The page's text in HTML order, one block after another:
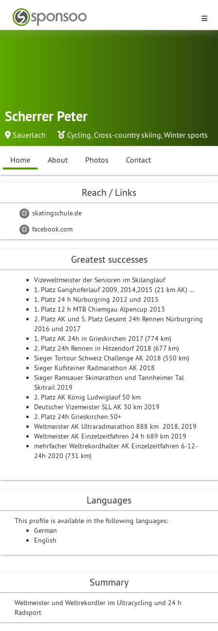
Scherrer Peter
Sauerlach Cycling, Cross-country skiing,Winter sports
Home About Photos Contact
Summary
Weltmeister und Weltrekordler im Ultracycling und 24 h
Radsport
Reach / Links
skatingschule.de
facebook.com
Greatest successes
Vizeweltmeister der Senioren im Skilanglauf
1. Platz Ganghoferlauf 2009, 2014,2015 (21 km AK) …
1. Platz 24 h Nürburgring 2012 und 2015
1. Platz 12 h MTB Chiemgau Alpencup 2013
2. Platz AK und 5. Platz Gesamt 24h Rennen Nürburgring
2016 und 2017
1. Platz AK 24h in Grieskirchen 2017 (774 km)
2. Platz 24h Rennen in Hitzendorf 2018 (677 km)
Sieger Tortour Schweiz Challenge AK 2018 (550 km)
Sieger Kufsteiner Radmarathon AK 2018
Sieger Ramsauer Skimarathon und Tannheimer Tal
Skitrail 2019
2. Platz AK König Ludwiglauf 50 km
Deutscher Vizemeister SLL AK 30 km 2019
2. Platz 24h Grieskirchen 50+
Weltmeister AK Ultraradmarathon 888 km 2018, 2019
Weltmeister AK Einzelzeitfahren 24 h 689 km 2019
mehrfacher Weltrekordhalter AK Einzelzeitfahren 6-12-
24h 2020 (731 km)
Languages
This profile is available in the following languages:
German
English